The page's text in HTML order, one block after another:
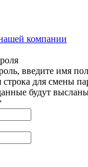
компании
введите имя
строка для смены
будут